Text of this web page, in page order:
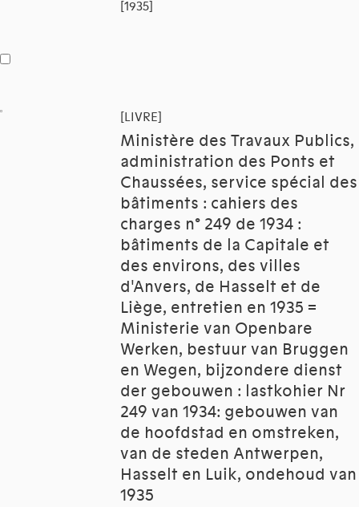
[1935]
[LIVRE]
Ministère des Travaux Publics,
administration des Ponts et
Chaussées, service spécial des
bâtiments : cahiers des
charges n° 249 de 1934 :
bâtiments de la Capitale et
des environs, des villes
d'Anvers, de Hasselt et de
Liège, entretien en 1935 =
Ministerie van Openbare
Werken, bestuur van Bruggen
en Wegen, bijzondere dienst
der gebouwen : lastkohier Nr
249 van 1934: gebouwen van
de hoofdstad en omstreken,
van de steden Antwerpen,
Hasselt en Luik, ondehoud van
1935